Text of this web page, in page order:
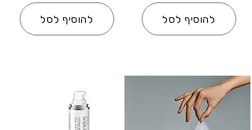
להוסיף לסל להוסיף לסל